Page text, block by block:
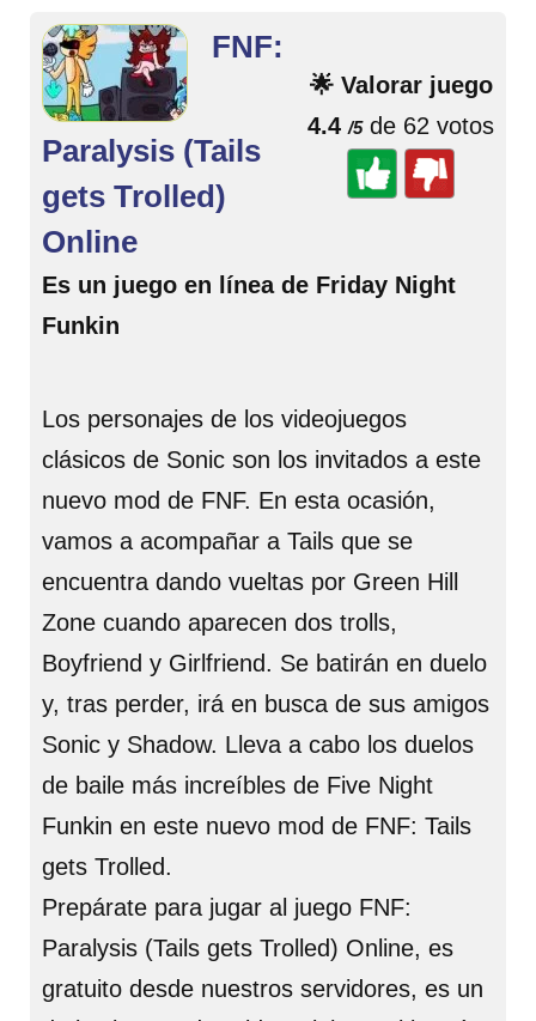
🌟 Valorar juego
4.4 /5de 62 votos
FNF:
Paralysis (Tails
gets Trolled)
Online
Es un juego en línea de Friday Night
Funkin
Los personajes de los videojuegos
clásicos de Sonic son los invitados a este
nuevo mod de FNF. En esta ocasión,
vamos a acompañar a Tails que se
encuentra dando vueltas por Green Hill
Zone cuando aparecen dos trolls,
Boyfriend y Girlfriend. Se batirán en duelo
y, tras perder, irá en busca de sus amigos
Sonic y Shadow. Lleva a cabo los duelos
de baile más increíbles de Five Night
Funkin en este nuevo mod de FNF: Tails
gets Trolled.
Prepárate para jugar al juego FNF:
Paralysis (Tails gets Trolled) Online, es
gratuito desde nuestros servidores, es un